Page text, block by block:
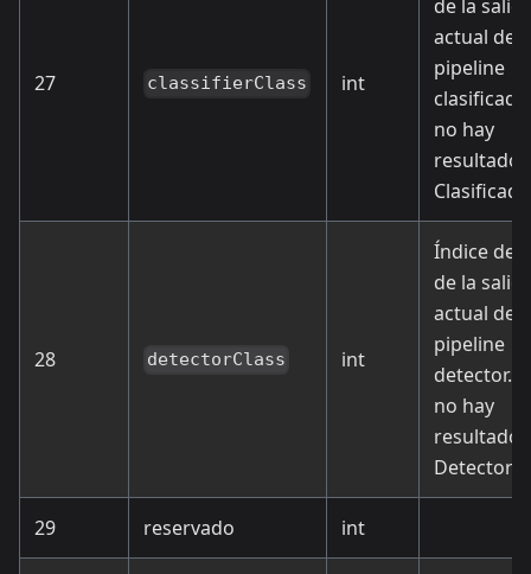
27 classifierClass int
de la
actual del
pipeline
no hay
28 detectorClass int
Índice de
de la
actual del
pipeline
detector. -
no hay
Detector
29 reservado int